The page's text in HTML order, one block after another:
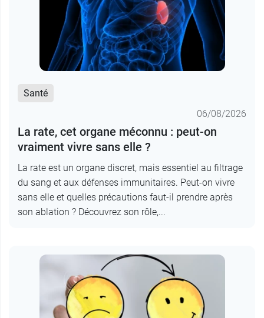
Santé
06/08/2026
La rate, cet organe méconnu : peut-on
vraiment vivre sans elle ?
La rate est un organe discret, mais essentiel au filtrage
du sang et aux défenses immunitaires. Peut-on vivre
sans elle et quelles précautions faut-il prendre après
son ablation ? Découvrez son rôle,...